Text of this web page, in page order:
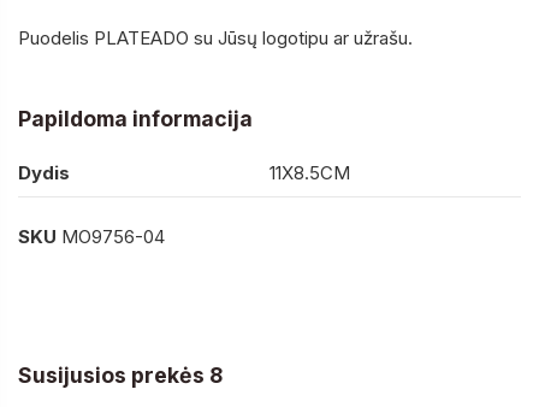
Puodelis PLATEADO su Jūsų logotipu ar užrašu.
Papildoma informacija
Dydis 11X8.5CM
SKU MO9756-04
Susijusios prekės 8